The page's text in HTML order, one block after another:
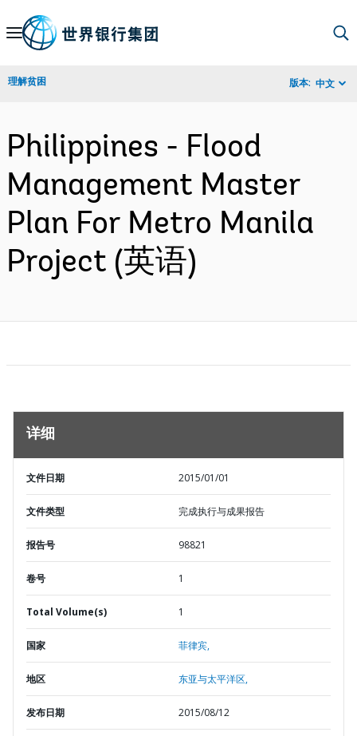
Skip
Navigation
理解贫困 版本: 中文
Philippines - Flood
Management Master
Plan For Metro Manila
Project (英语)
详细
文件日期 2015/01/01
文件类型 完成执行与成果报告
报告号 98821
卷号 1
Total Volume(s) 1
国家 菲律宾,
地区 东亚与太平洋区,
发布日期 2015/08/12